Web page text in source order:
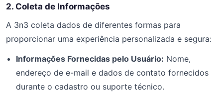
2. Coleta de Informações
A 3n3 coleta dados de diferentes formas para
proporcionar uma experiência personalizada e segura:
Informações Fornecidas pelo Usuário: Nome,
endereço de e-mail e dados de contato fornecidos
durante o cadastro ou suporte técnico.